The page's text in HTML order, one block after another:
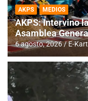
AKPS MEDIOS
AKPS: Intervino
Asamblea
6 agosto, 2026 E-Kart